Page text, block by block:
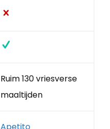
Ruim 130 vriesverse
maaltijden